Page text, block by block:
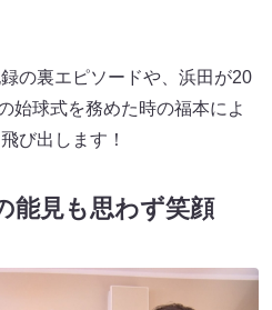
の裏エピソードや、浜田が20
始球式を務めた時の福本によ
び出します！
能見も思わず笑顔